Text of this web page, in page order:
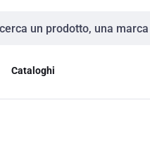
input
Cataloghi